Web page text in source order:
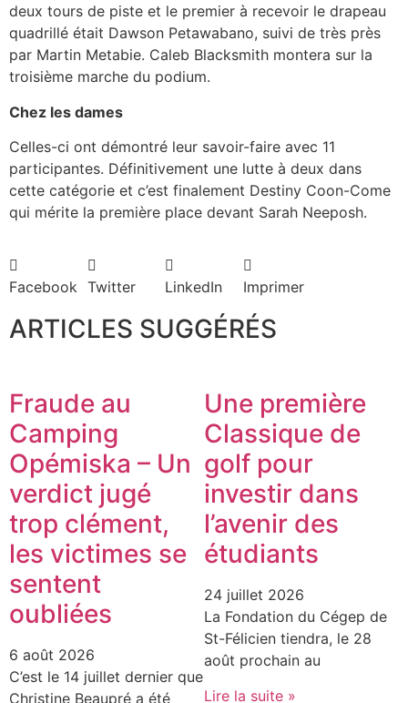
deux tours de piste et le premier à recevoir le drapeau
quadrillé était Dawson Petawabano, suivi de très près
par Martin Metabie. Caleb Blacksmith montera sur la
troisième marche du podium.
Chez les dames
Celles-ci ont démontré leur savoir-faire avec 11
participantes. Définitivement une lutte à deux dans
cette catégorie et c’est finalement Destiny Coon-Come
qui mérite la première place devant Sarah Neeposh.
Facebook Twitter LinkedIn Imprimer
ARTICLES SUGGÉRÉS
Fraude au
Camping
Opémiska – Un
verdict jugé
trop clément,
les victimes se
sentent
oubliées
6 août 2026
C’est le 14 juillet dernier que
Christine Beaupré a été
Une première
Classique de
golf pour
investir dans
l’avenir des
étudiants
24 juillet 2026
La Fondation du Cégep de
St-Félicien tiendra, le 28
août prochain au
Lire la suite »